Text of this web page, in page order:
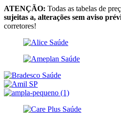
ATENÇÃO: Todas as tabelas de
sujeitas a, alterações sem aviso
corretores!